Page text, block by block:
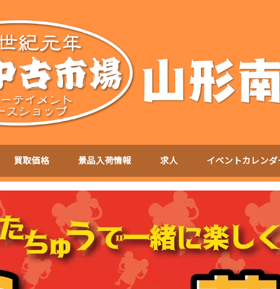
買取価格 景品入荷情報 求人 イベントカレンダ